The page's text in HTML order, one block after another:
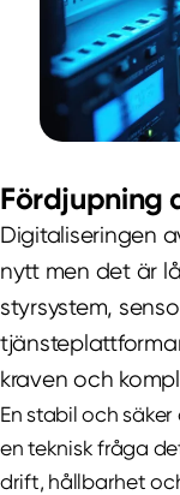
Fördjupning
Digitaliseringen
nytt men det är
styrsystem,
kraven och
En stabil och
en teknisk fråga
drift, hållbarhet